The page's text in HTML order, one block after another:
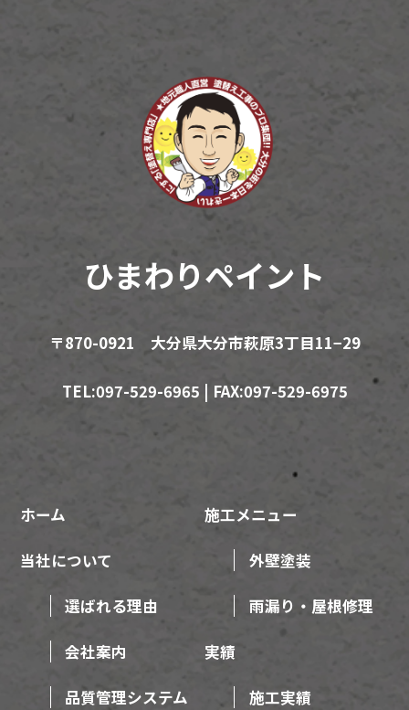
ひまわりペイント
〒870-0921 大分県大分市萩原3丁目11−29
TEL:097-529-6965 | FAX:097-529-6975
ホーム
当社について
選ばれる理由
会社案内
品質管理システム
施工メニュー
外壁塗装
雨漏り・屋根修理
実績
施工実績